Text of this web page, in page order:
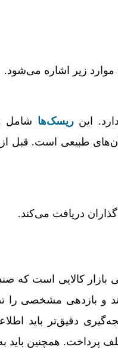
زیر اشاره می‌شود.
اینریسک‌ها شامل
طبیعی است. قبل از
دریافت می‌کند.
کالایی است که
دقیق‌تر باید
پرداخت. همچنین باید